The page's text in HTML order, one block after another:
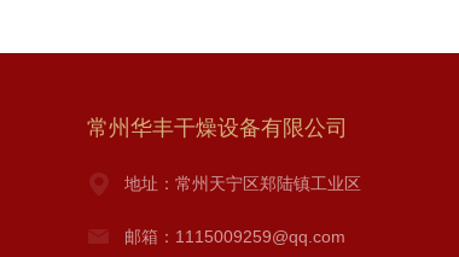
常州华丰干燥设备有限公司
地址：常州天宁区郑陆镇工业区
邮箱：1115009259@qq.com